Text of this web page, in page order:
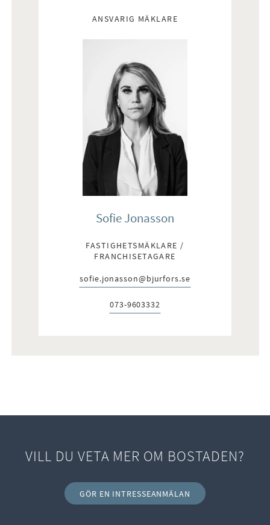
ANSVARIG MÄKLARE
Sofie Jonasson
FASTIGHETSMÄKLARE /
FRANCHISETAGARE
E-post:
sofie.jonasson@bjurfors.se
Telefon:
073-9603332
VILL DU VETA MER OM BOSTADEN?
GÖR EN INTRESSEANMÄLAN